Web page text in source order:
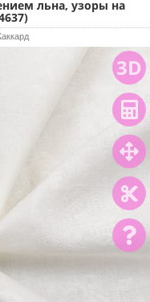
льна, узоры на
3D